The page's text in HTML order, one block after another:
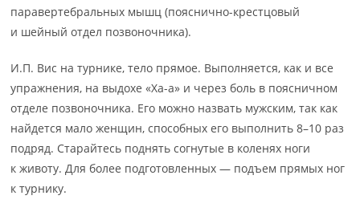
паравертебральных мышц (пояснично-крестцовый
и шейный отдел позвоночника).
И.П. Вис на турнике, тело прямое. Выполняется, как и все
упражнения, на выдохе «Ха-а» и через боль в поясничном
отделе позвоночника. Его можно назвать мужским, так как
найдется мало женщин, способных его выполнить 8–10 раз
подряд. Старайтесь поднять согнутые в коленях ноги
к животу. Для более подготовленных — подъем прямых ног
к турнику.